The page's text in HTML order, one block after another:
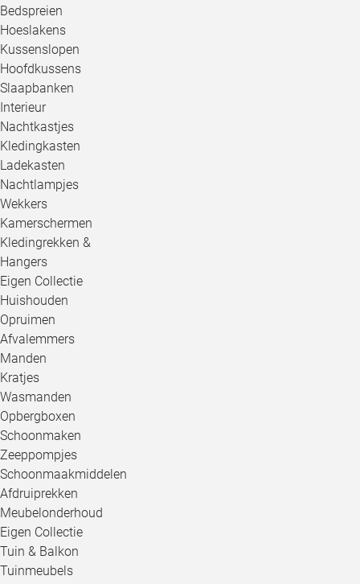
Bedspreien
Hoeslakens
Kussenslopen
Hoofdkussens
Slaapbanken
Interieur
Nachtkastjes
Kledingkasten
Ladekasten
Nachtlampjes
Wekkers
Kamerschermen
Kledingrekken &
Hangers
Eigen Collectie
Huishouden
Opruimen
Afvalemmers
Manden
Kratjes
Wasmanden
Opbergboxen
Schoonmaken
Zeeppompjes
Schoonmaakmiddelen
Afdruiprekken
Meubelonderhoud
Eigen Collectie
Tuin & Balkon
Tuinmeubels